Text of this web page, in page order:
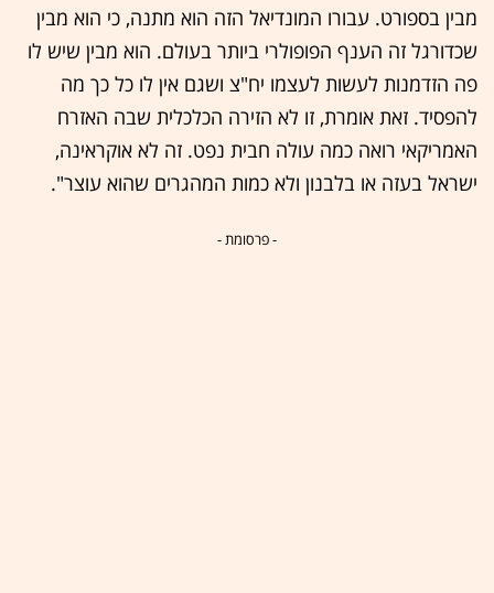
מבין בספורט. עבורו המונדיאל הזה הוא מתנה, כי הוא מבין
שכדורגל זה הענף הפופולרי ביותר בעולם. הוא מבין שיש לו
פה הזדמנות לעשות לעצמו יח"צ ושגם אין לו כל כך מה
להפסיד. זאת אומרת, זו לא הזירה הכלכלית שבה האזרח
האמריקאי רואה כמה עולה חבית נפט. זה לא אוקראינה,
ישראל בעזה או בלבנון ולא כמות המהגרים שהוא עוצר".
- פרסומת -